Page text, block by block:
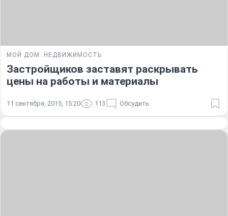
МОЙ ДОМ НЕДВИЖИМОСТЬ
Застройщиков заставят раскрывать
цены на работы и материалы
11 сентября, 2015, 15:20 113 Обсудить